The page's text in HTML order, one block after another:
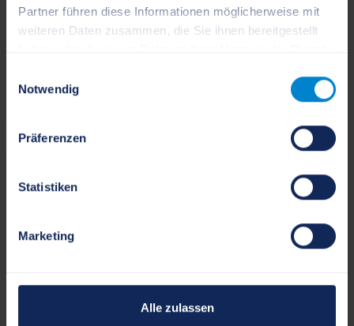
Partner führen diese Informationen möglicherweise mit
weiteren Daten zusammen, die Sie ihnen bereitgestellt
Notwendig
Präferenzen
Statistiken
Marketing
Alle zulassen
Postanschrift:
Öffnungszeiten:
Sachgebiet Soziale Sicherung